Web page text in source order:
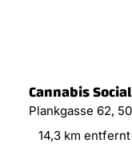
Cannabis
Plankgasse 62,
14,3 km entfernt